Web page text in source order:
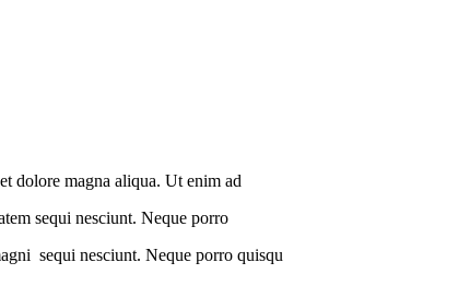
dolore magna aliqua. Ut enim ad
sequi nesciunt. Neque porro
sequi nesciunt. Neque porro quisqu